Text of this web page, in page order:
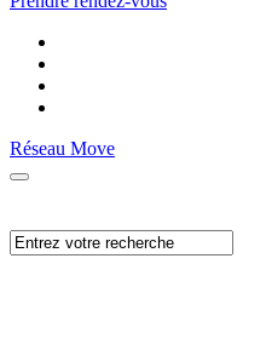
Réseau Move